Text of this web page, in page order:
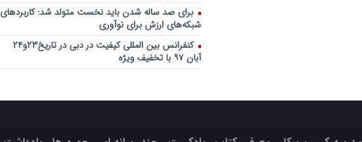
برای صد ساله شدن باید نخست متولد شد: کاربردهای
شبکه‌های ارزش برای نوآوری
کنفرانس بین المللی کیفیت در دبی در تاریخ۲۳و۲۴
آبان ۹۷ با تخفیف ویژه